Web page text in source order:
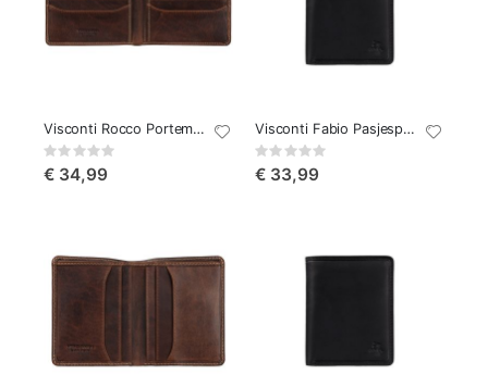
Visconti Rocco Portemonnee Cognac
Rating:
€ 34,99
Visconti Fabio Pasjesportemonnee
Rating:
€ 33,99